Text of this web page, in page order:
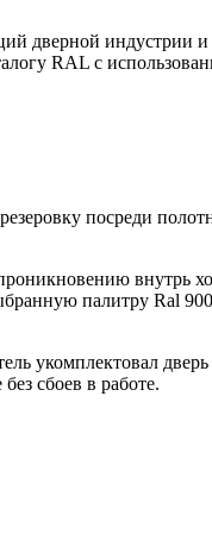
дверной индустрии
RAL с
посреди
внутрь
палитру Ral
укомплектовал
сбоев в работе.